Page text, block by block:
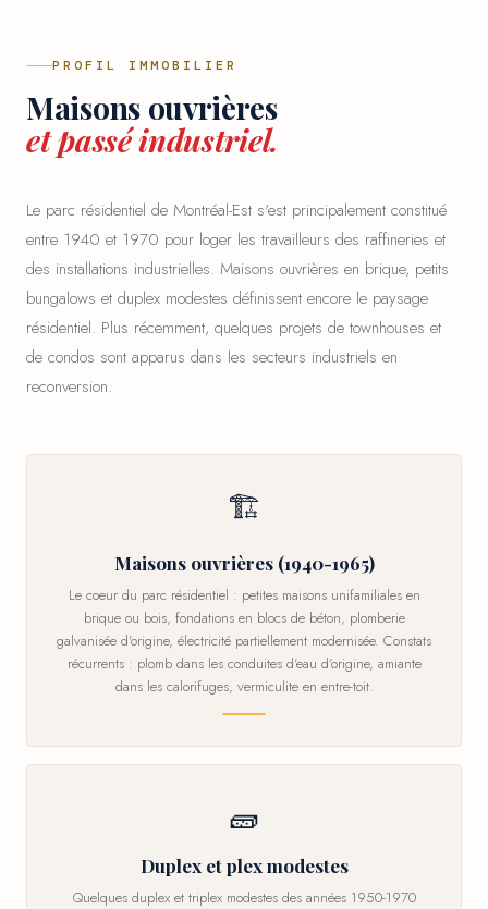
PROFIL IMMOBILIER
Maisons ouvrières
et passé industriel.
Le parc résidentiel de Montréal-Est s'est principalement constitué
entre 1940 et 1970 pour loger les travailleurs des raffineries et
des installations industrielles. Maisons ouvrières en brique, petits
bungalows et duplex modestes définissent encore le paysage
résidentiel. Plus récemment, quelques projets de townhouses et
de condos sont apparus dans les secteurs industriels en
reconversion.
🏗
Maisons ouvrières (1940-1965)
Le coeur du parc résidentiel : petites maisons unifamiliales en
brique ou bois, fondations en blocs de béton, plomberie
galvanisée d'origine, électricité partiellement modernisée. Constats
récurrents : plomb dans les conduites d'eau d'origine, amiante
dans les calorifuges, vermiculite en entre-toit.
🧱
Duplex et plex modestes
Quelques duplex et triplex modestes des années 1950-1970